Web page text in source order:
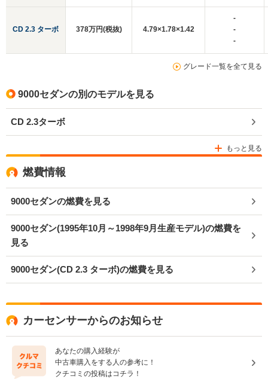
CD 2.3 ターボ 378万円(税抜) 4.79×1.78×1.42
-
-
-
グレード一覧を全て見る
9000セダンの別のモデルを見る
CD 2.3ターボ
もっと見る
燃費情報
9000セダンの燃費を見る
9000セダン(1995年10月～1998年9月生産モデル)の燃費を
見る
9000セダン(CD 2.3 ターボ)の燃費を見る
カーセンサーからのお知らせ
あなたの購入経験が
中古車購入をする人の参考に！
クチコミの投稿はコチラ！